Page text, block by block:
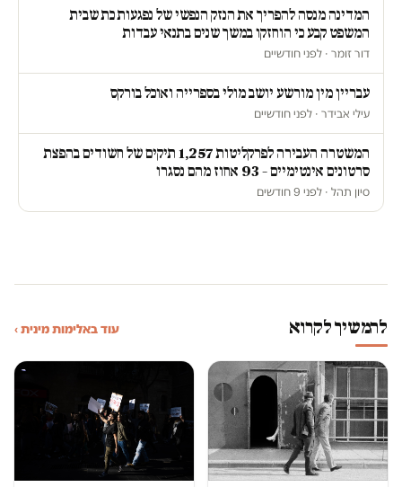
המדינה מנסה להפריך את הנזק הנפשי של נפגעות כת שבית
המשפט קבע כי הוחזקו במשך שנים בתנאי עבדות
דור זומר · לפני חודשיים
עבריין מין מורשע יושב מולי בספרייה ואוכל בורקס
עילי אבידר · לפני חודשיים
המשטרה העבירה לפרקליטות 1,257 תיקים של חשודים בהפצת
סרטונים אינטימיים – 93 אחוז מהם נסגרו
סיון תהל · לפני 9 חודשים
להמשיך לקרוא עוד באלימות מינית ›